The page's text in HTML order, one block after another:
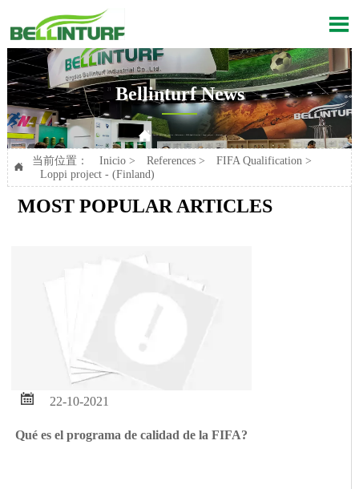

Bellinturf News


当前位置： Inicio> References> FIFA Qualification >
Loppi project - (Finland)
MOST POPULAR ARTICLES
 22-10-2021
Qué es el programa de calidad de la FIFA?